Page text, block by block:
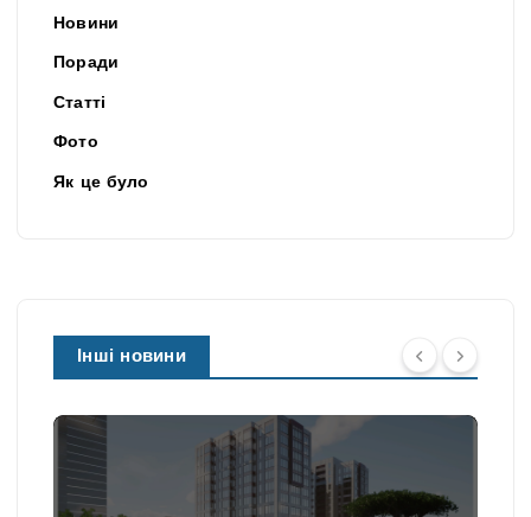
Новини
Поради
Статті
Фото
Як це було
Інші новини